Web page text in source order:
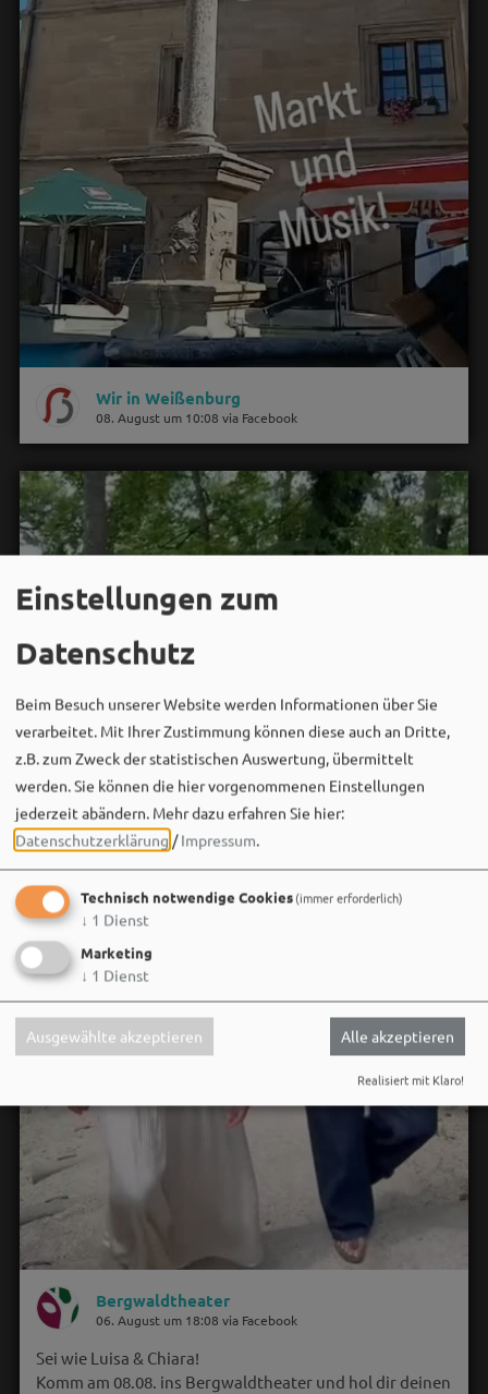
Wir in Weißenburg
08. August um 10:08 via Facebook
Bergwaldtheater
06. August um 18:08 via Facebook
Sei wie Luisa & Chiara!
Komm am 08.08. ins Bergwaldtheater und hol dir deinen
Einstellungen zum
Datenschutz
Beim Besuch unserer Website werden Informationen über Sie
verarbeitet. Mit Ihrer Zustimmung können diese auch an Dritte,
z.B. zum Zweck der statistischen Auswertung, übermittelt
werden. Sie können die hier vorgenommenen Einstellungen
jederzeit abändern. Mehr dazu erfahren Sie hier:
Datenschutzerklärung /Impressum.
Technisch notwendige Cookies(immer erforderlich)
↓ 1 Dienst
Marketing
↓ 1 Dienst
Ausgewählte akzeptieren Alle akzeptieren
Realisiert mit Klaro!